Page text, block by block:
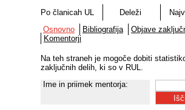
Po članicah UL Deleži
Osnovno
Bibliografija
Objave
Komentorji
Na teh straneh je mogoče dobiti
zaključnih delih, ki so v RUL.
Ime in priimek mentorja: